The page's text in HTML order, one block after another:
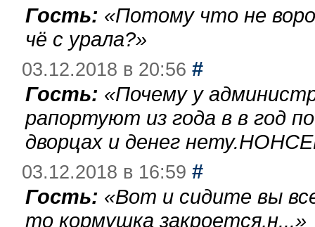
Гость: «Потому что не
чё с урала?»
03.12.2018 в 20:56 #
Гость: «Почему у
рапортуют из года в в год
дворцах и денег
03.12.2018 в 16:59 #
Гость: «Вот и сидите вы
то кормушка закроется,н...»